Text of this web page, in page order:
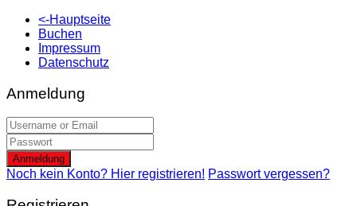
<-Hauptseite
Buchen
Impressum
Datenschutz
Anmeldung
Anmeldung
Noch kein Konto? Hier registrieren! Passwort vergessen?